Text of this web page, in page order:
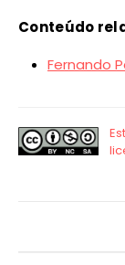
Conteúdo
Fernando